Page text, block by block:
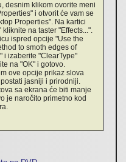
desnim klikom ovorite meni
i otvorit će vam se
Properties". Na kartici
kliknite na taster "Effects...".
ispred opcije "Use the
to smoth edges of
i izaberite "ClearType"
na "OK" i gotovo.
ove opcije prikaz slova
jasniji i prirodniji.
sa ekrana će biti manje
je naročito primetno kod